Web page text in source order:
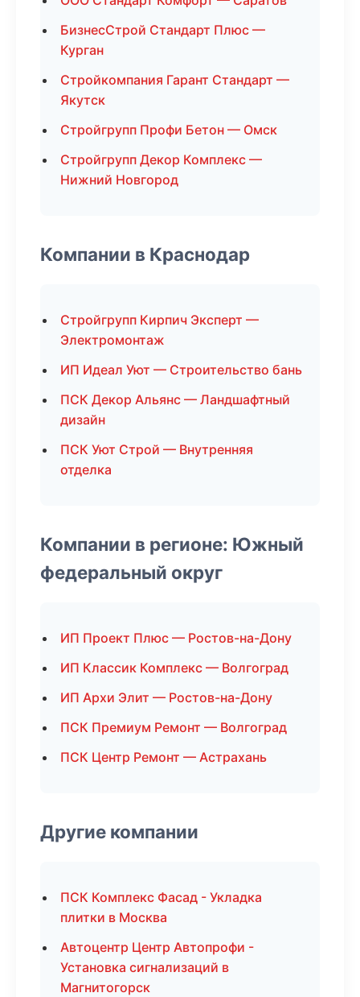
БизнесСтрой Стандарт Плюс —
Курган
Стройкомпания Гарант Стандарт —
Якутск
Стройгрупп Профи Бетон — Омск
Стройгрупп Декор Комплекс —
Нижний Новгород
Компании в Краснодар
Стройгрупп Кирпич Эксперт —
Электромонтаж
ИП Идеал Уют — Строительство бань
ПСК Декор Альянс — Ландшафтный
дизайн
ПСК Уют Строй — Внутренняя
отделка
Компании в регионе: Южный
федеральный округ
ИП Проект Плюс — Ростов-на-Дону
ИП Классик Комплекс — Волгоград
ИП Архи Элит — Ростов-на-Дону
ПСК Премиум Ремонт — Волгоград
ПСК Центр Ремонт — Астрахань
Другие компании
ПСК Комплекс Фасад - Укладка
плитки в Москва
Автоцентр Центр Автопрофи -
Установка сигнализаций в
Магнитогорск